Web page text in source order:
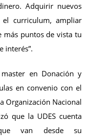
Adquirir nuevos
curriculum, ampliar
más puntos de vista tu
interés”.
en Donación y
en convenio con el
Organización Nacional
que la UDES cuenta
van desde su